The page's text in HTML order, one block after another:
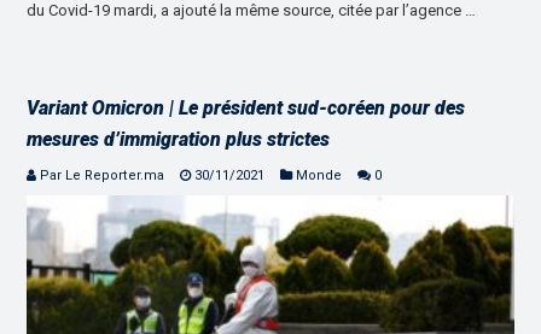
du Covid-19 mardi, a ajouté la même source, citée par l’agence …
Variant Omicron | Le président sud-coréen pour des
mesures d’immigration plus strictes
Par Le Reporter.ma 30/11/2021 Monde 0